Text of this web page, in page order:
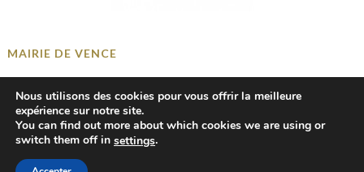
MAIRIE DE VENCE
+33 4 93 58 41 00
mairie@ville-vence.fr
Nous utilisons des cookies pour vous offrir la meilleure
expérience sur notre site.
You can find out more about which cookies we are using or
switch them off in settings.